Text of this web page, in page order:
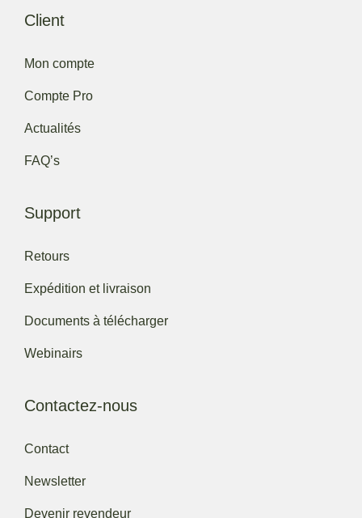
Client
Mon compte
Compte Pro
Actualités
FAQ’s
Support
Retours
Expédition et livraison
Documents à télécharger
Webinairs
Contactez-nous
Contact
Newsletter
Devenir revendeur